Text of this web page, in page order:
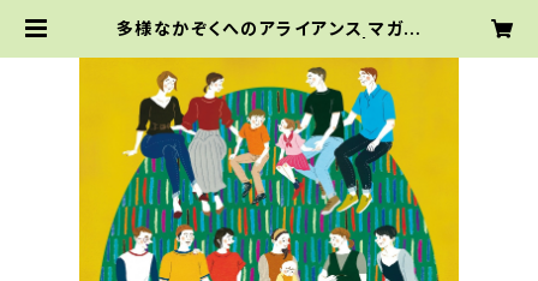
多様なかぞくへのアライアンス マガジ